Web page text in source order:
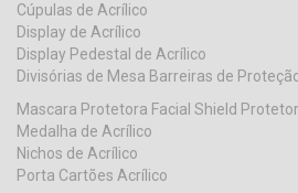
Cúpulas de Acrílico
Display de Acrílico
Display Pedestal de Acrílico
Divisórias de Mesa Barreiras de
Mascara Protetora Facial Shield Protetor
Medalha de Acrílico
Nichos de Acrílico
Porta Cartões Acrílico